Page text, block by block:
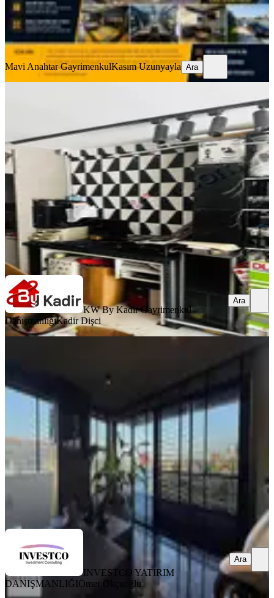
Mavi Anahtar GayrimenkulKasım Uzunyayla
Ara
Mavi Anahtar GayrimenkulKasım Uzunyayla Ara
Tekelioğlu Caddesinde Tabela Değeri
Yüksek Devren Kiralık Mağaza
Muratpaşa, Fener Mahallesi
1 Oda·27 m²·Düz Giriş (Zemin)· 18.11.2025
1.250.000 ₺
KW By Kadir Gayrimenkul DanışmanlığıKadir Dişci
KW By Kadir Gayrimenkul
DanışmanlığıKadir Dişci
Ara
Özel Tasarım Akıllı Sistem Devren
1 Oda
·Düz Giriş (Zemin)·
2.750.000 ₺
INVESTCO YATIRIM DANIŞMANLIĞIÖmer Okçuoğlu
INVESTCO YATIRIM
DANIŞMANLIĞIÖmer Okçuoğlu
Ara